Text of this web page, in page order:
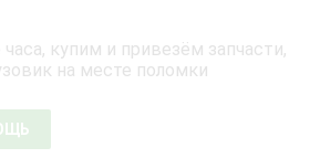
купим и привезём запчасти,
на месте поломки